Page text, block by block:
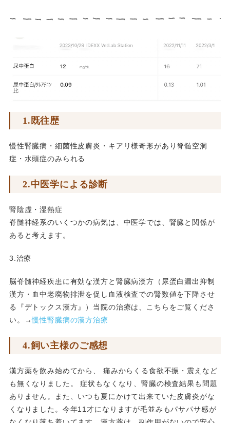
1.既往歴
慢性腎臓病・細菌性皮膚炎・キアリ様奇形があり脊髄空洞
症・水頭症のみられる
2.中医学による診断
腎陰虚・湿熱症
脊髄神経系のいくつかの病気は、中医学では、腎臓と関係が
あると考えます。
3.治療
脳脊髄神経疾患に有効な漢方と腎臓病漢方（尿蛋白漏出抑制
漢方・血中老廃物排泄を促し血液検査での腎数値を下降させ
る『デトックス漢方』）当院の治療は、こちらをご覧くださ
い。→慢性腎臓病の漢方治療
4.飼い主様のご感想
漢方薬を飲み始めてから、 痛みからくる食欲不振・震えなど
も無くなりました。 症状もなくなり、腎臓の検査結果も問題
ありません。また、いつも夏にかけて出来ていた皮膚炎がな
くなりました。今年11才になりますが毛並みもパサパサ感が